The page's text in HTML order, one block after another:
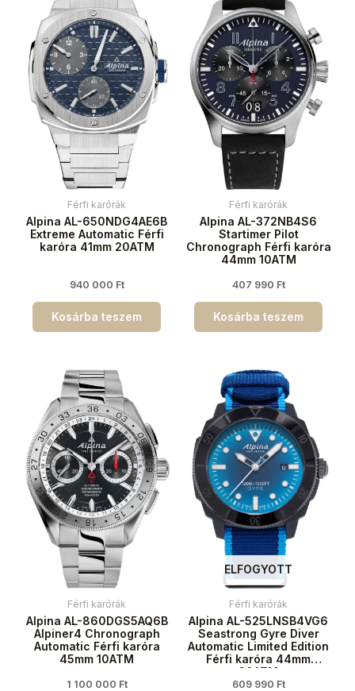
Férfi karórák
Alpina AL-650NDG4AE6B
Extreme Automatic Férfi
karóra 41mm 20ATM
940 000 Ft
Kosárba teszem
Férfi karórák
Alpina AL-372NB4S6
Startimer Pilot
Chronograph Férfi karóra
44mm 10ATM
407 990 Ft
Kosárba teszem
Férfi karórák
Alpina AL-860DGS5AQ6B
Alpiner4 Chronograph
Automatic Férfi karóra
45mm 10ATM
1 100 000 Ft
ELFOGYOTT
Férfi karórák
Alpina AL-525LNSB4VG6
Seastrong Gyre Diver
Automatic Limited Edition
Férfi karóra 44mm
30ATM
609 990 Ft